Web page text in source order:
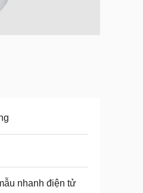
nhanh điện tử